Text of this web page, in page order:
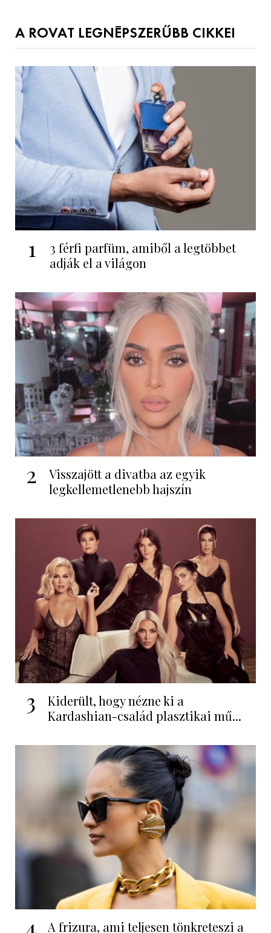
A ROVAT LEGNÉPSZERŰBB CIKKEI
1
3 férfi parfüm, amiből a legtöbbet
adják el a világon
2
Visszajött a divatba az egyik
legkellemetlenebb hajszín
3
Kiderült, hogy nézne ki a
Kardashian-család plasztikai mű...
4 A frizura, ami teljesen tönkreteszi a